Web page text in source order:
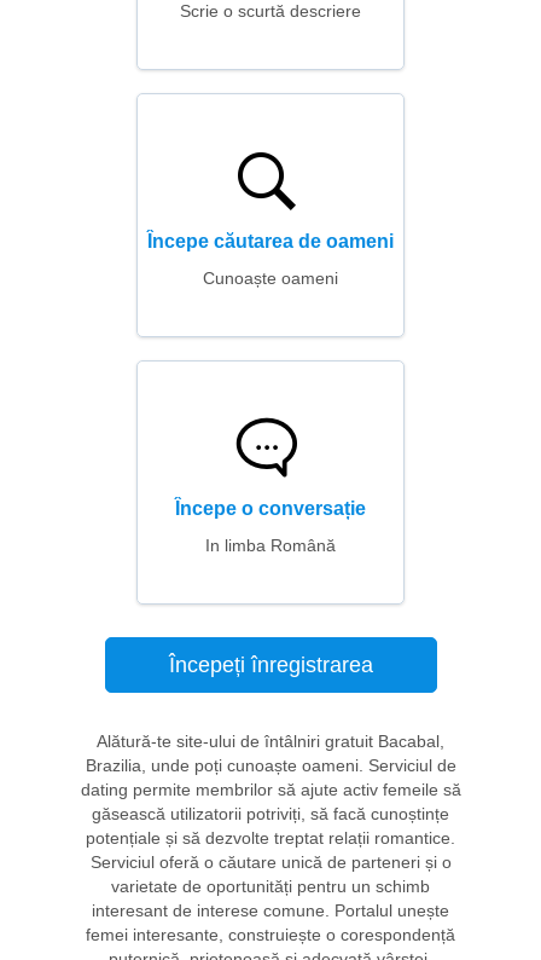
Scrie o scurtă descriere
Începe căutarea de oameni
Cunoaște oameni
Începe o conversație
In limba Română
Începeți înregistrarea
Alătură-te site-ului de întâlniri gratuit Bacabal,
Brazilia, unde poți cunoaște oameni. Serviciul de
dating permite membrilor să ajute activ femeile să
găsească utilizatorii potriviți, să facă cunoștințe
potențiale și să dezvolte treptat relații romantice.
Serviciul oferă o căutare unică de parteneri și o
varietate de oportunități pentru un schimb
interesant de interese comune. Portalul unește
femei interesante, construiește o corespondență